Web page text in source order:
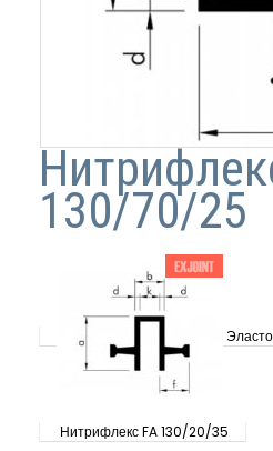
130/70/25
Нитрифлекс FA 130/20/35